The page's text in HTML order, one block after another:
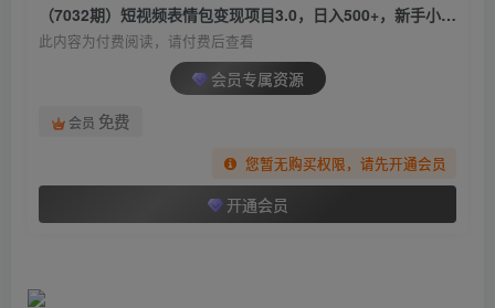
（7032期）短视频表情包变现项目3.0，日入500+，新手小白轻松上手（教程+资料）
此内容为付费阅读，请付费后查看
会员专属资源
会员 免费
您暂无购买权限，请先开通会员
开通会员